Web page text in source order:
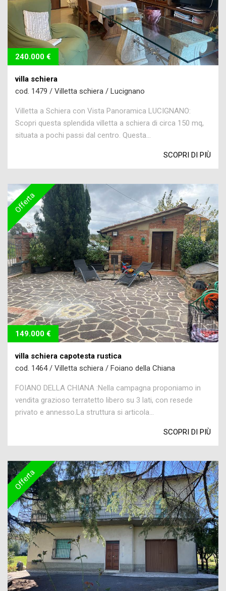
240.000 €
villa schiera
cod. 1479 / Villetta schiera / Lucignano
Villetta a Schiera con Vista Panoramica LUCIGNANO:
Scopri questa splendida villetta a schiera di circa 150 mq,
situata a pochi passi dal centro. Questa...
SCOPRI DI PIÙ
Offerta
149.000 €
villa schiera capotesta rustica
cod. 1464 / Villetta schiera / Foiano della Chiana
FOIANO DELLA CHIANA :Nella campagna proponiamo in
vendita grazioso terratetto libero su 3 lati, con resede
privato e annesso.La struttura si articola...
SCOPRI DI PIÙ
Offerta